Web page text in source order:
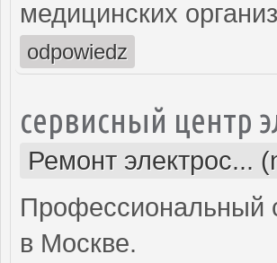
медицинских
odpowiedz
сервисный центр
Ремонт электрос...
Профессиональный
в Москве.